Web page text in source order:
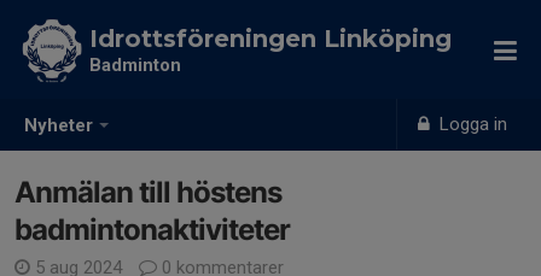
Nyheter Logga in
Idrottsföreningen Linköping
Badminton
Anmälan till höstens
badmintonaktiviteter
5 aug 2024
0 kommentarer